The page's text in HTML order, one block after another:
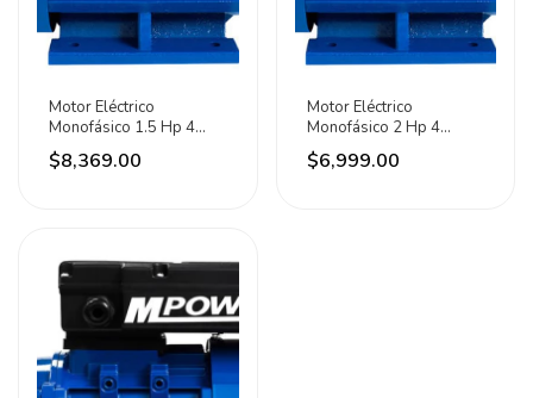
Motor Eléctrico
Monofásico 1.5 Hp 4
Polos Cmyl90s-4
Mpower
$8,369.00
Motor Eléctrico
Monofásico 2 Hp 4
Polos Cmyl90l-4
Mpower
$6,999.00